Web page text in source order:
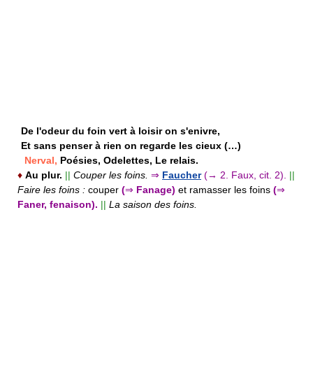
De l'odeur du foin vert à loisir on s'enivre,
Et sans penser à rien on regarde les cieux (…)
Nerval, Poésies, Odelettes, Le relais.
♦ Au plur. || Couper les foins. ⇒ Faucher (→ 2. Faux, cit. 2).
||
Faire les foins : couper (⇒ Fanage) et ramasser les foins (⇒
Faner, fenaison). || La saison des foins.